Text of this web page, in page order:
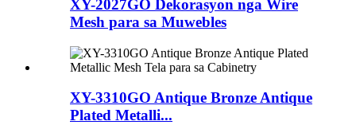
XY-2027GO Dekorasyon nga Wire
Mesh para sa Muwebles
XY-3310GO Antique Bronze Antique
Plated Metalli...